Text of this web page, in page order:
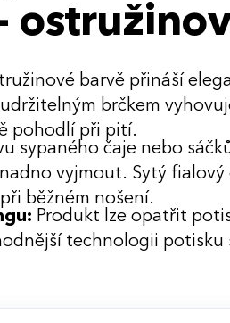
barvě přináší
brčkem
pohodlí při pití.
sypaného čaje nebo
vyjmout. Sytý
běžném nošení.
Produkt lze opatřit
technologii potisku